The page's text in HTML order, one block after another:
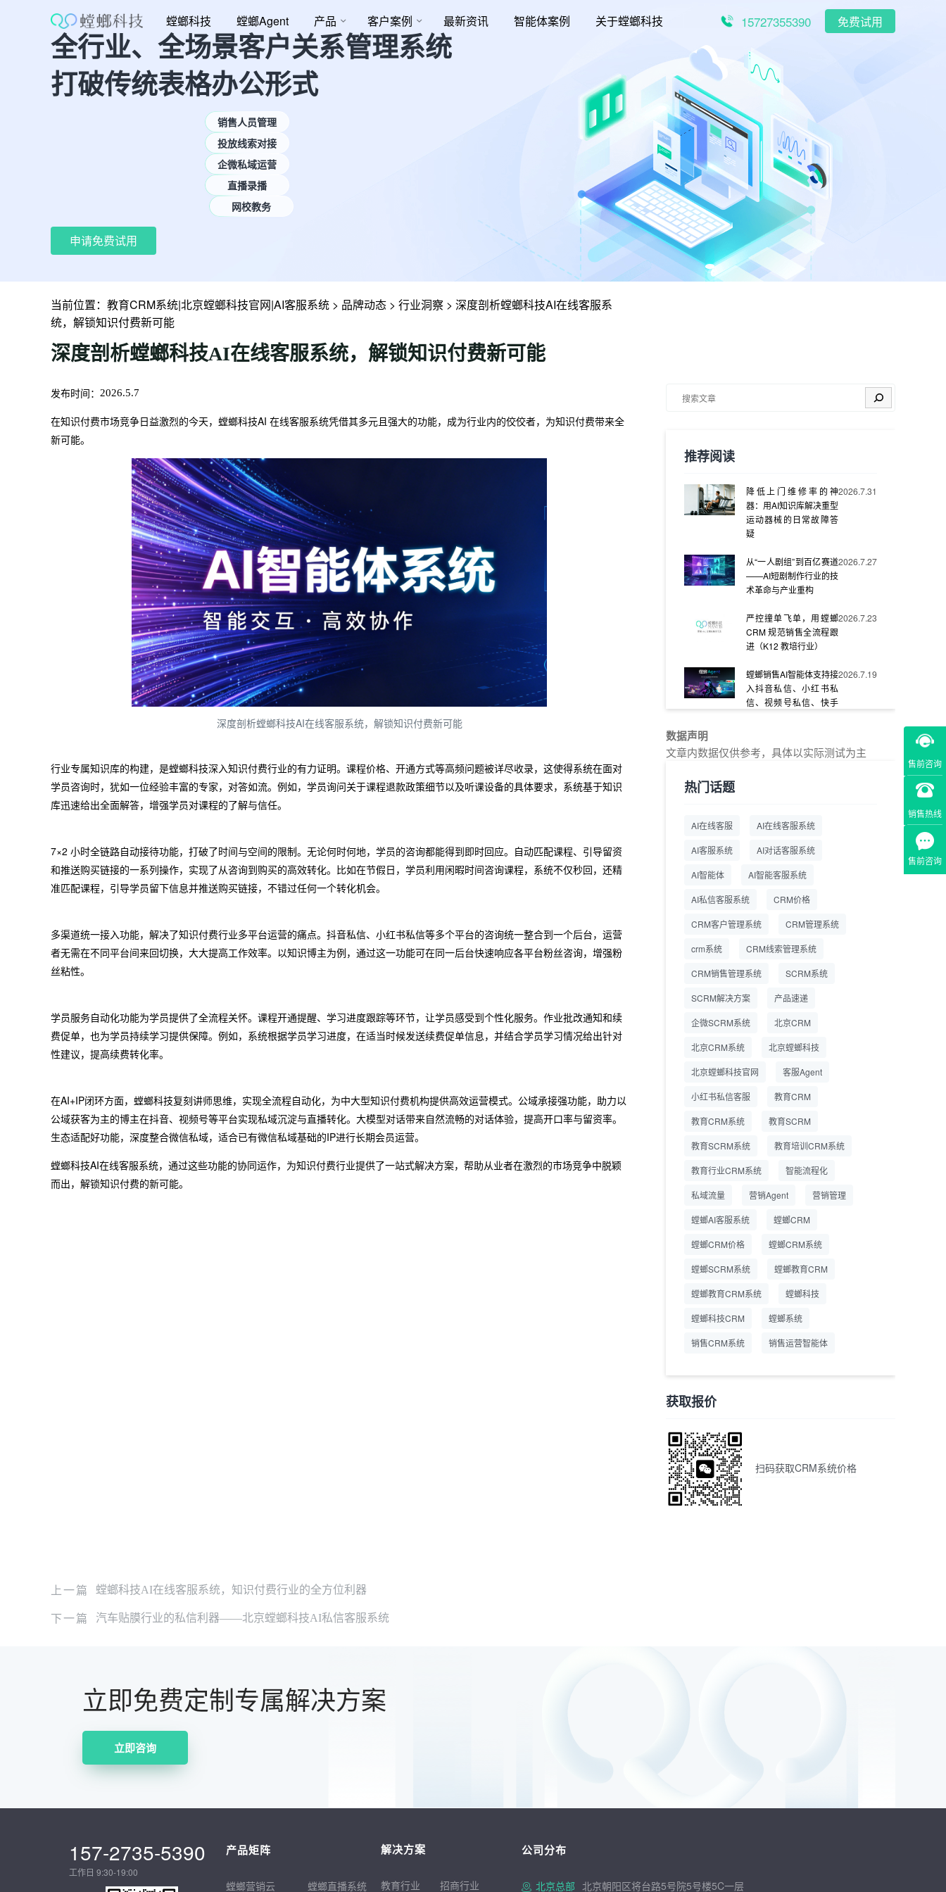
螳螂科技 螳螂Agent 产品 客户案例 最新资讯 智能体案例 关于螳螂科技 15727355390 免费试用
全行业、全场景客户关系管理系统
打破传统表格办公形式
销售人员管理
投放线索对接
企微私域运营
直播录播
网校教务
申请免费试用
售前咨询
销售热线
售前咨询
当前位置： 教育CRM系统|北京螳螂科技官网|AI客服系统 > 品牌动态 > 行业洞察 > 深度剖析螳螂科技AI在线客服系
统，解锁知识付费新可能
深度剖析螳螂科技AI在线客服系统，解锁知识付费新可能
发布时间： 2026.5.7
在知识付费市场竞争日益激烈的今天，螳螂科技AI 在线客服系统凭借其多元且强大的功能，成为行业内的佼佼者，为知识付费带来全
新可能。
深度剖析螳螂科技AI在线客服系统，解锁知识付费新可能
行业专属知识库的构建，是螳螂科技深入知识付费行业的有力证明。课程价格、开通方式等高频问题被详尽收录，这使得系统在面对
学员咨询时，犹如一位经验丰富的专家，对答如流。例如，学员询问关于课程退款政策细节以及听课设备的具体要求，系统基于知识
库迅速给出全面解答，增强学员对课程的了解与信任。
7×2 小时全链路自动接待功能，打破了时间与空间的限制。无论何时何地，学员的咨询都能得到即时回应。自动匹配课程、引导留资
和推送购买链接的一系列操作，实现了从咨询到购买的高效转化。比如在节假日，学员利用闲暇时间咨询课程，系统不仅秒回，还精
准匹配课程，引导学员留下信息并推送购买链接，不错过任何一个转化机会。
多渠道统一接入功能，解决了知识付费行业多平台运营的痛点。抖音私信、小红书私信等多个平台的咨询统一整合到一个后台，运营
者无需在不同平台间来回切换，大大提高工作效率。以知识博主为例，通过这一功能可在同一后台快速响应各平台粉丝咨询，增强粉
丝粘性。
学员服务自动化功能为学员提供了全流程关怀。课程开通提醒、学习进度跟踪等环节，让学员感受到个性化服务。作业批改通知和续
费促单，也为学员持续学习提供保障。例如，系统根据学员学习进度，在适当时候发送续费促单信息，并结合学员学习情况给出针对
性建议，提高续费转化率。
在AI+IP闭环方面，螳螂科技复刻讲师思维，实现全流程自动化，为中大型知识付费机构提供高效运营模式。公域承接强功能，助力以
公域获客为主的博主在抖音、视频号等平台实现私域沉淀与直播转化。大模型对话带来自然流畅的对话体验，提高开口率与留资率。
生态适配好功能，深度整合微信私域，适合已有微信私域基础的IP进行长期会员运营。
螳螂科技AI在线客服系统，通过这些功能的协同运作，为知识付费行业提供了一站式解决方案，帮助从业者在激烈的市场竞争中脱颖
而出，解锁知识付费的新可能。
搜索
推荐阅读
降低上门维修率的神
器：用AI知识库解决重型
运动器械的日常故障答
疑
2026.7.31
从“一人剧组”到百亿赛道
——AI短剧制作行业的技
术革命与产业重构
2026.7.27
严控撞单飞单，用螳螂
CRM 规范销售全流程跟
进（K12 教培行业）
2026.7.23
螳螂销售AI智能体支持接
入抖音私信、小红书私
信、视频号私信、快手
2026.7.19
螳螂系统专为K12/职业
交：螳螂科技销售AI智能
一站式SCRM系统企微
全流程
商用SCRM系统企微工
营成本
2026.7.14
企业微信 私域用户精细
螳螂教育CRM助力教培
机构精细化运营
数据声明
文章内数据仅供参考，具体以实际测试为主
热门话题
AI在线客服 AI在线客服系统
AI客服系统 AI对话客服系统
AI智能体 AI智能客服系统
AI私信客服系统 CRM价格
CRM客户管理系统 CRM管理系统
crm系统 CRM线索管理系统
CRM销售管理系统 SCRM系统
SCRM解决方案 产品速递
企微SCRM系统 北京CRM
北京CRM系统 北京螳螂科技
北京螳螂科技官网 客服Agent
小红书私信客服 教育CRM
教育CRM系统 教育SCRM
教育SCRM系统 教育培训CRM系统
教育行业CRM系统 智能流程化
私域流量 营销Agent 营销管理
螳螂AI客服系统 螳螂CRM
螳螂CRM价格 螳螂CRM系统
螳螂SCRM系统 螳螂教育CRM
螳螂教育CRM系统 螳螂科技
螳螂科技CRM 螳螂系统
销售CRM系统 销售运营智能体
获取报价
扫码获取CRM系统价格
上一篇 螳螂科技AI在线客服系统，知识付费行业的全方位利器
下一篇 汽车贴膜行业的私信利器——北京螳螂科技AI私信客服系统
立即免费定制专属解决方案
立即咨询
157-2735-5390
工作日 9:30-19:00
产品矩阵
螳螂营销云 螳螂直播系统
解决方案
教育行业 招商行业
公司分布
北京总部 北京朝阳区将台路5号院5号楼5C一层